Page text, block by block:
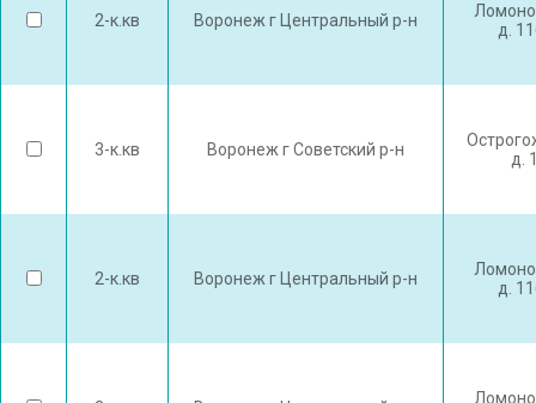
2-к.кв Воронеж г Центральный р-н
д.
3-к.кв Воронеж г Советский р-н
д.
2-к.кв Воронеж г Центральный р-н
д.